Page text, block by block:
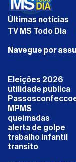
Últimas notícias
TV MS Todo Dia
Navegue por
Eleições 2026
utilidade publica
MPMS
queimadas
alerta de golpe
trabalho infantil
transito